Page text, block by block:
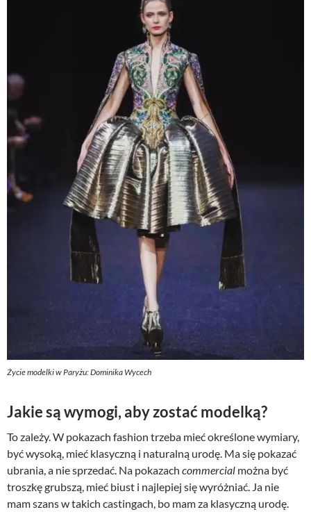
Życie modelki w Paryżu: Dominika Wycech
Jakie są wymogi, aby zostać modelką?
To zależy. W pokazach fashion trzeba mieć określone wymiary,
być wysoką, mieć klasyczną i naturalną urodę. Ma się pokazać
ubrania, a nie sprzedać. Na pokazach commercial można być
troszkę grubszą, mieć biust i najlepiej się wyróżniać. Ja nie
mam szans w takich castingach, bo mam za klasyczną urodę.